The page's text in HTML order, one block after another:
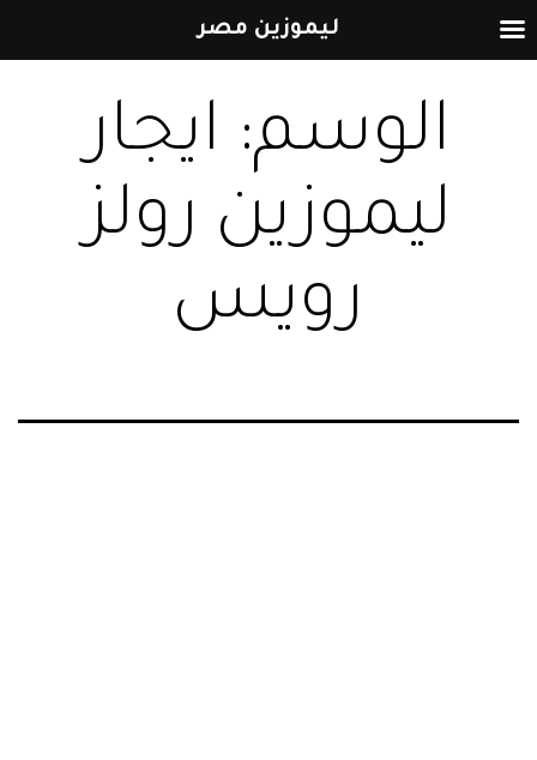
إلى
المحتوىالوسم: ايجار
ليموزين رولز
رويس
ليموزين مصر